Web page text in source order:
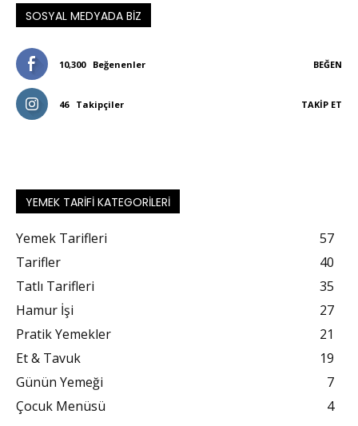
SOSYAL MEDYADA BIZ
10,300 Beğenenler BEĞEN
46 Takipçiler TAKIP ET
YEMEK TARIFI KATEGORILERI
Yemek Tarifleri
57
Tarifler
40
Tatlı Tarifleri
35
Hamur İşi
27
Pratik Yemekler
21
Et & Tavuk
19
Günün Yemeği
7
Çocuk Menüsü
4